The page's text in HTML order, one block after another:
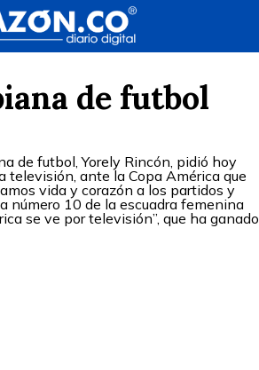
de futbol
de futbol, Yorely Rincón, pidió hoy
televisión, ante la Copa América que
vida y corazón a los partidos y
número 10 de la escuadra femenina
se ve por televisión”, que ha ganado